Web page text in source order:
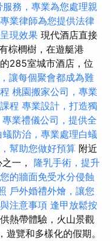
服務，專業為您處理親
業律師為您提供法律
現效果 現代酒店直接
棕櫚樹，在遊艇港
285室城市酒店，位
讓每個聚會都成為難
桃園搬家公司，專業
程 專業設計，打造獨
專業禮儀公司，提供全
蟻防治，專業處理白蟻
幫助您做好預算 附近
一， 隆乳手術，提升
的牆面免受水分侵蝕
戶外婚禮外燴，讓您
注意事項 逢甲放鬆按
熱帶體驗，火山景觀
覽和多樣化的假期。